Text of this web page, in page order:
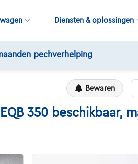
Diensten & oplossingen
pechverhelping
Bewaren
350 beschikbaar,